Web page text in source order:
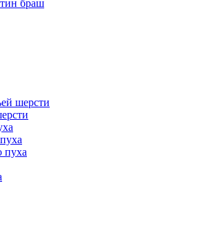
браш
шерсти
пуха